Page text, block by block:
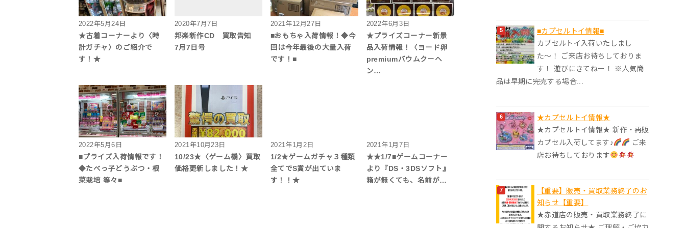
2022年5月24日
★古着コーナーより〈時
計ガチャ〉のご紹介で
す！★
2020年7月7日
邦楽新作CD 買取告知
7月7日号
2021年12月27日
■おもちゃ入荷情報！◆今
回は今年最後の大量入荷
です！■
2022年6月3日
★プライズコーナー新景
品入荷情報！〈ヨード卵
premiumバウムクーヘ
ン…
2022年5月6日
■プライズ入荷情報です！
◆たべっ子どうぶつ・根
菜栽培 等々■
2021年10月23日
10/23★〈ゲーム機〉買取
価格更新しました！★
2021年1月2日
1/2★ゲームガチャ３種類
全てでS賞が出ていま
す！！★
2021年1月7日
★★1/7■ゲームコーナー
より『DS・3DSソフト』
箱が無くても、名前が…
■カプセルトイ情報■
カプセルトイ入荷いたしまし
た〜！ ご来店お待ちしておりま
す！ 遊びにきてねー！ ※人気商
品は早期に完売する場合...
★カプセルトイ情報★
★カプセルトイ情報★ 新作・再販
カプセル入荷してます♪
ご来
店お待ちしております
【重要】販売・買取業務終了のお
知らせ【重要】
★赤道店の販売・買取業務終了に